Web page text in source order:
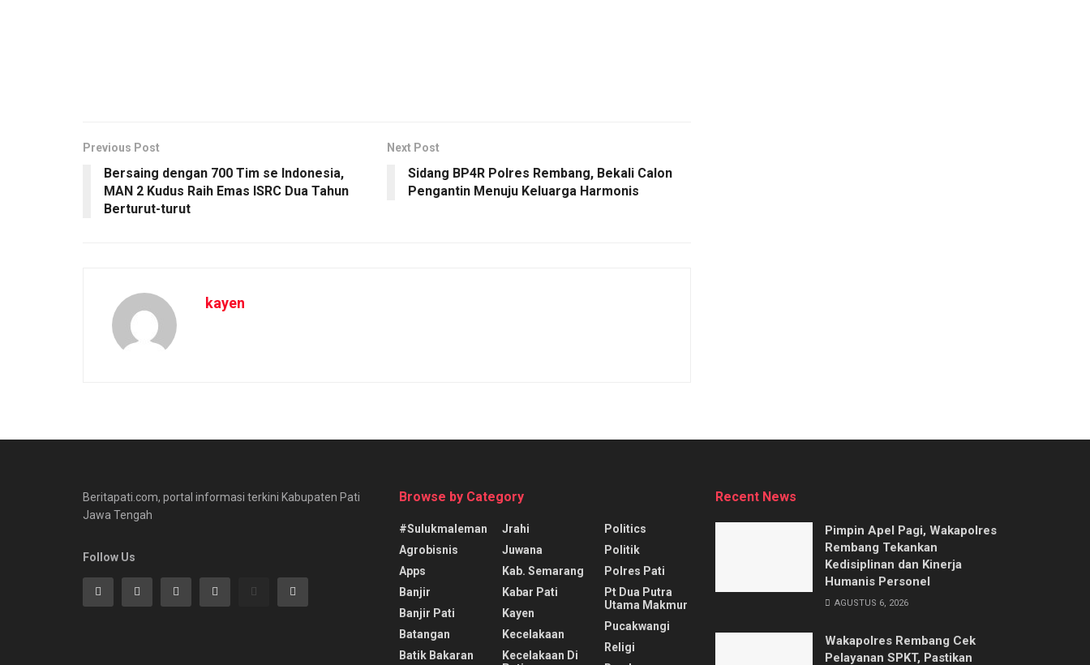
Previous Post
Bersaing dengan 700 Tim se Indonesia,
MAN 2 Kudus Raih Emas ISRC Dua Tahun
Berturut-turut
Next Post
Sidang BP4R Polres Rembang, Bekali Calon
Pengantin Menuju Keluarga Harmonis
kayen
Beritapati.com, portal informasi terkini Kabupaten Pati
Jawa Tengah
Follow Us
Browse by Category
#sulukmaleman
Agrobisnis
Apps
Banjir
Banjir Pati
Batangan
Batik Bakaran
Jrahi
Juwana
Kab. Semarang
Kabar Pati
Kayen
Kecelakaan
Kecelakaan Di
Politics
Politik
Polres Pati
Pt Dua Putra
Utama Makmur
Pucakwangi
Religi
Recent News
Pimpin Apel Pagi, Wakapolres
Rembang Tekankan
Kedisiplinan dan Kinerja
Humanis Personel
AGUSTUS 6, 2026
Wakapolres Rembang Cek
Pelayanan SPKT, Pastikan